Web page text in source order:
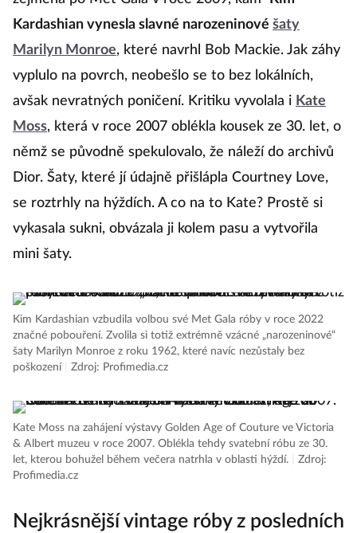
Kardashian vynesla slavné narozeninové šaty
Marilyn Monroe, které navrhl Bob Mackie. Jak záhy
vyplulo na povrch, neobešlo se to bez lokálních,
avšak nevratných poničení. Kritiku vyvolala i Kate
Moss, která v roce 2007 oblékla kousek ze 30. let, o
němž se původně spekulovalo, že náleží do archivů
Dior. Šaty, které jí údajně přišlápla Courtney Love,
se roztrhly na hýždích. A co na to Kate? Prostě si
vykasala sukni, obvázala ji kolem pasu a vytvořila
mini šaty.
Kim Kardashian vzbudila volbou své Met Gala róby v roce 2022
značné pobouření. Zvolila si totiž extrémně vzácné „narozeninové“
šaty Marilyn Monroe z roku 1962, které navíc nezůstaly bez
poškození
Zdroj: Profimedia.cz
Kate Moss na zahájení výstavy Golden Age of Couture ve Victoria
& Albert muzeu v roce 2007. Oblékla tehdy svatební róbu ze 30.
let, kterou bohužel během večera natrhla v oblasti hýždí.
Zdroj:
Profimedia.cz
Nejkrásnější vintage róby z posledních